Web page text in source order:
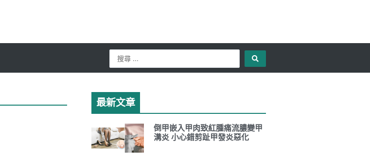
Search
...
最新文章
倒甲嵌入甲肉致紅腫痛流膿變甲
溝炎 小心錯剪趾甲發炎惡化